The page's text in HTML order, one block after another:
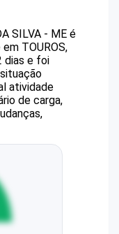
SILVA - ME é
TOUROS,
dias e foi
atividade
de carga,